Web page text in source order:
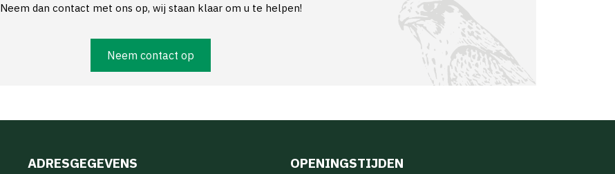
Neem dan contact met ons op, wij staan klaar om u te helpen!
Neem contact op
ADRESGEGEVENS OPENINGSTIJDEN